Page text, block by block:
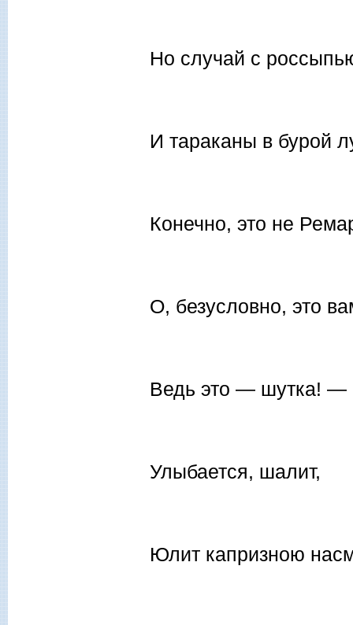
Но случай с
И тараканы в бурой
Конечно, это не
О, безусловно, это
Ведь это — шутка! —
Улыбается, шалит,
Юлит капризною